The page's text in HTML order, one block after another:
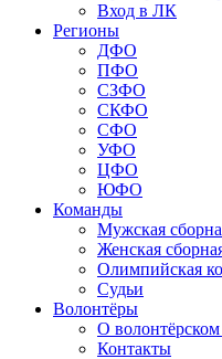
Вход в ЛК
Регионы
ДФО
ПФО
СЗФО
СКФО
СФО
УФО
ЦФО
ЮФО
Команды
Мужская
Женская
Олимпийская
Судьи
Волонтёры
О
Контакты